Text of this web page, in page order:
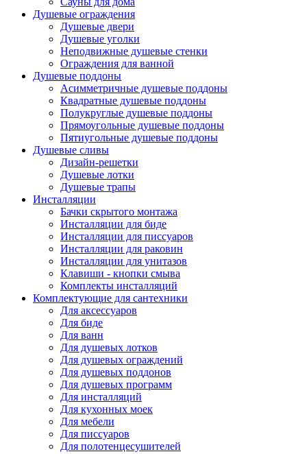
Душевые ограждения
Душевые двери
Душевые уголки
Неподвижные душевые стенки
Ограждения для ванной
Душевые поддоны
Асимметричные душевые поддоны
Квадратные душевые поддоны
Полукруглые душевые поддоны
Прямоугольные душевые поддоны
Пятиугольные душевые поддоны
Душевые сливы
Дизайн-решетки
Душевые лотки
Душевые трапы
Инсталляции
Бачки скрытого монтажа
Инсталляции для биде
Инсталляции для писсуаров
Инсталляции для раковин
Инсталляции для унитазов
Клавиши - кнопки смыва
Комплекты инсталляций
Комплектующие для сантехники
Для аксессуаров
Для биде
Для ванн
Для душевых лотков
Для душевых ограждений
Для душевых поддонов
Для душевых программ
Для инсталляций
Для кухонных моек
Для мебели
Для писсуаров
Для полотенцесушителей